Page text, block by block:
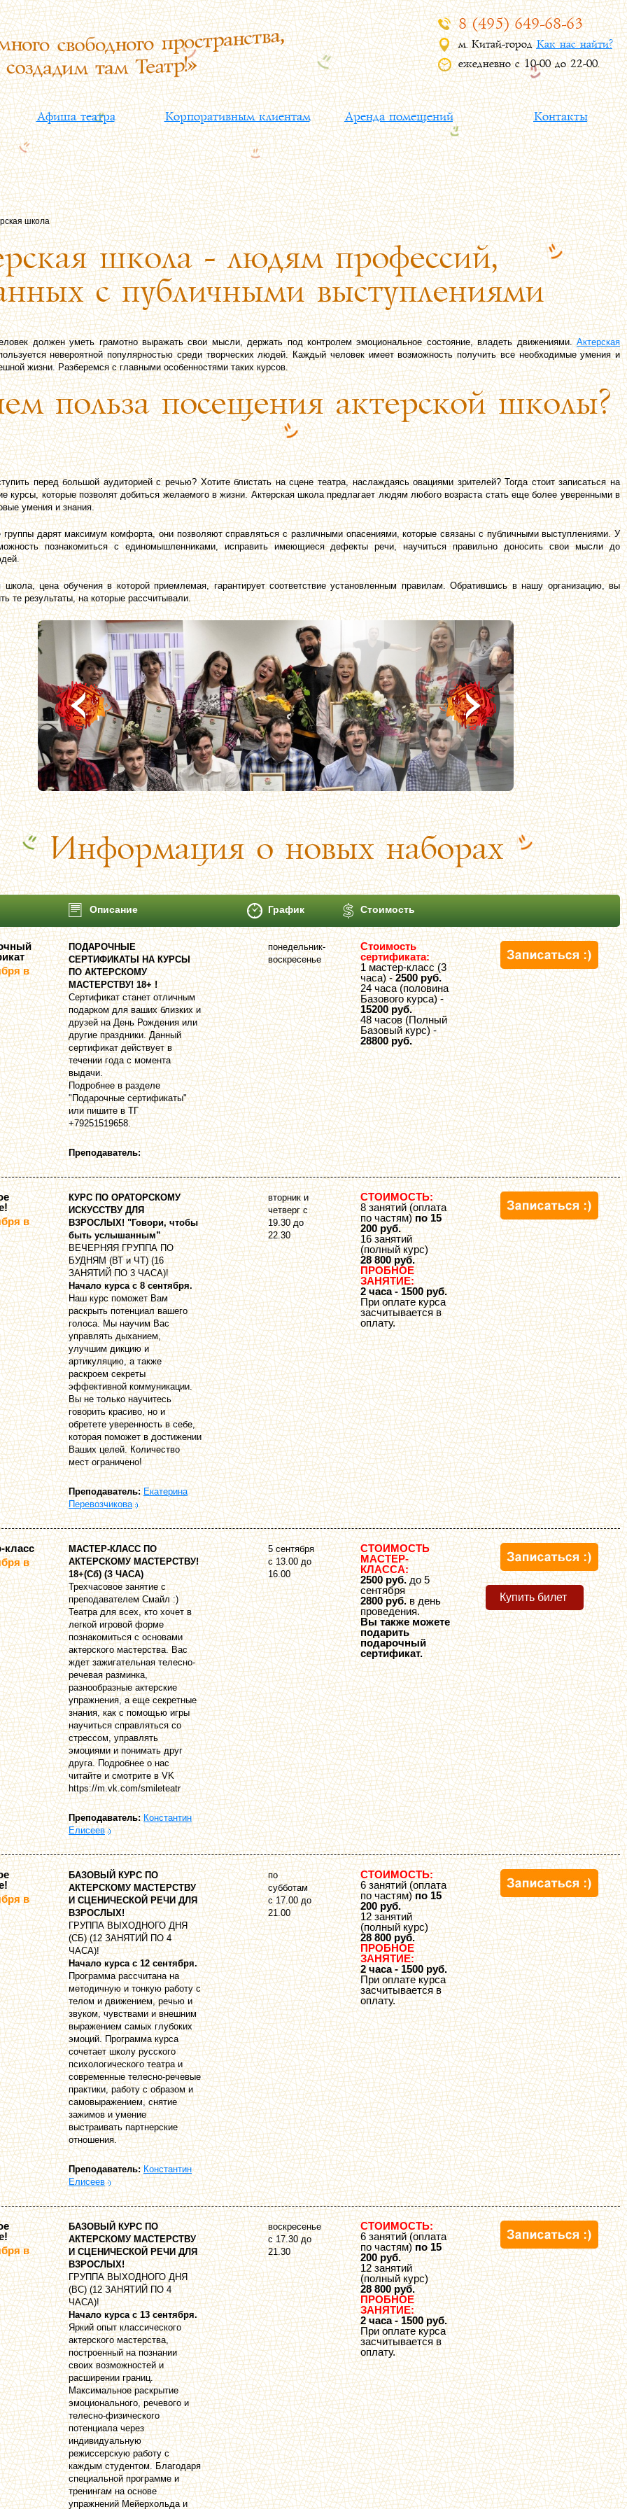
8 (495) 649-68-63
м. Китай-город Как нас найти?
ежедневно с 10-00 до 22-00.
Афиша театра Корпоративным клиентам Аренда помещений Контакты
школа
школа - людям профессий,
с публичными выступлениями
должен уметь грамотно выражать свои мысли, держать под контролем эмоциональное состояние, владеть движениями.Актерская
невероятной популярностью среди творческих людей. Каждый человек имеет возможность получить все необходимые умения и
жизни. Разберемся с главными особенностями таких курсов.
польза посещения актерской школы?
перед большой аудиторией с речью? Хотите блистать на сцене театра, наслаждаясь овациями зрителей? Тогда стоит записаться на
курсы, которые позволят добиться желаемого в жизни. Актерская школа предлагает людям любого возраста стать еще более уверенными в
умения и знания.
дарят максимум комфорта, они позволяют справляться с различными опасениями, которые связаны с публичными выступлениями. У
познакомиться с единомышленниками, исправить имеющиеся дефекты речи, научиться правильно доносить свои мысли до
школа, цена обучения в которой приемлемая, гарантирует соответствие установленным правилам. Обратившись в нашу организацию, вы
те результаты, на которые рассчитывали.
Информация о новых наборах
Описание График Стоимость
в
ПOДАРОЧНЫЕ
СЕРТИФИКАТЫ НА КУРСЫ
ПО АКТЕРСКОМУ
МАСТЕРСТВУ! 18+ !
Сертификат станет отличным
подарком для ваших близких и
друзей на День Рождения или
другие праздники. Данный
сертификат действует в
течении года с момента
выдачи.
Подробнее в разделе
"Подарочные сертификаты"
или пишите в ТГ
+79251519658.
Преподаватель:
понедельник-
воскресенье
Стоимость
сертификата:
1 мастер-класс (3
часа) -2500 руб.
24 часа (половина
Базового курса) -
15200 руб.
48 часов (Полный
Базовый курс) -
28800 руб.
в
КУРС ПО ОРАТОРСКОМУ
ИСКУССТВУ ДЛЯ
ВЗРОСЛЫХ! "Говори, чтобы
быть услышанным”
ВЕЧЕРНЯЯ ГРУППА ПО
БУДНЯМ (ВТ и ЧТ) (16
ЗАНЯТИЙ ПО 3 ЧАСА)!
Начало курса с 8 сентября.
Наш курс поможет Вам
раскрыть потенциал вашего
голоса. Мы научим Вас
управлять дыханием,
улучшим дикцию и
артикуляцию, а также
раскроем секреты
эффективной коммуникации.
Вы не только научитесь
говорить красиво, но и
обретете уверенность в себе,
которая поможет в достижении
Ваших целей. Количество
мест ограничено!
Преподаватель: Екатерина
Перевозчикова
вторник и
четверг с
19.30 до
22.30
СТОИМОСТЬ:
8 занятий (оплата
по частям)по 15
200 руб.
16 занятий
(полный курс)
28 800 руб.
ПРОБНОЕ
ЗАНЯТИЕ:
2 часа - 1500 руб.
При оплате курса
засчитывается в
оплату.
класс
в
МАСТЕР-КЛАСС ПО
АКТЕРСКОМУ МАСТЕРСТВУ!
18+(Сб) (З ЧАСА)
Трехчасовое занятие с
преподавателем Смайл :)
Театра для всех, кто хочет в
легкой игровой форме
познакомиться с основами
актерского мастерства. Вас
ждет зажигательная телесно-
речевая разминка,
разнообразные актерские
упражнения, а еще секретные
знания, как с помощью игры
научиться справляться со
стрессом, управлять
эмоциями и понимать друг
друга. Подробнее о нас
читайте и смотрите в VK
https://m.vk.com/smileteatr
Преподаватель: Константин
Елисеев
5 сентября
с 13.00 до
16.00
СТОИМОСТЬ
МАСТЕР-
КЛАССА:
2500 руб.до 5
сентября
2800 руб.в день
проведения.
Вы также можете
подарить
подарочный
сертификат.
Купить билет
в
БАЗОВЫЙ КУРС ПО
АКТЕРСКОМУ МАСТЕРСТВУ
И СЦЕНИЧЕСКОЙ РЕЧИ ДЛЯ
ВЗРОСЛЫХ!
ГРУППА ВЫХОДНОГО ДНЯ
(СБ) (12 ЗАНЯТИЙ ПО 4
ЧАСА)!
Начало курса с 12 сентября.
Программа рассчитана на
методичную и тонкую работу с
телом и движением, речью и
звуком, чувствами и внешним
выражением самых глубоких
эмоций. Программа курса
сочетает школу русского
психологического театра и
современные телесно-речевые
практики, работу с образом и
самовыражением, снятие
зажимов и умение
выстраивать партнерские
отношения.
Преподаватель: Константин
Елисеев
по
субботам
с 17.00 до
21.00
СТОИМОСТЬ:
6 занятий (оплата
по частям)по 15
200 руб.
12 занятий
(полный курс)
28 800 руб.
ПРОБНОЕ
ЗАНЯТИЕ:
2 часа - 1500 руб.
При оплате курса
засчитывается в
оплату.
в
БАЗОВЫЙ КУРС ПО
АКТЕРСКОМУ МАСТЕРСТВУ
И СЦЕНИЧЕСКОЙ РЕЧИ ДЛЯ
ВЗРОСЛЫХ!
ГРУППА ВЫХОДНОГО ДНЯ
(ВС) (12 ЗАНЯТИЙ ПО 4
ЧАСА)!
Начало курса с 13 сентября.
Яркий опыт классического
актерского мастерства,
построенный на познании
своих возможностей и
расширении границ.
Максимальное раскрытие
эмоционального, речевого и
телесно-физического
потенциала через
индивидуальную
режиссерскую работу с
каждым студентом. Благодаря
специальной программе и
тренингам на основе
упражнений Мейерхольда и
воскресенье
с 17.30 до
21.30
СТОИМОСТЬ:
6 занятий (оплата
по частям)по 15
200 руб.
12 занятий
(полный курс)
28 800 руб.
ПРОБНОЕ
ЗАНЯТИЕ:
2 часа - 1500 руб.
При оплате курса
засчитывается в
оплату.